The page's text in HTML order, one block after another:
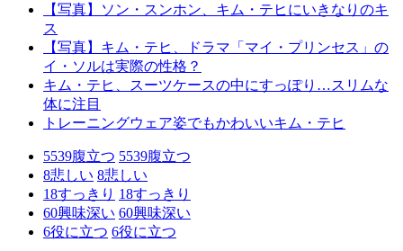
【写真】ソン・スンホン、キム・テヒにいきなりのキ
ス
【写真】キム・テヒ、ドラマ「マイ・プリンセス」の
イ・ソルは実際の性格？
キム・テヒ、スーツケースの中にすっぽり…スリムな
体に注目
トレーニングウェア姿でもかわいいキム・テヒ
5539腹立つ 5539腹立つ
8悲しい 8悲しい
18すっきり 18すっきり
60興味深い 60興味深い
6役に立つ 6役に立つ